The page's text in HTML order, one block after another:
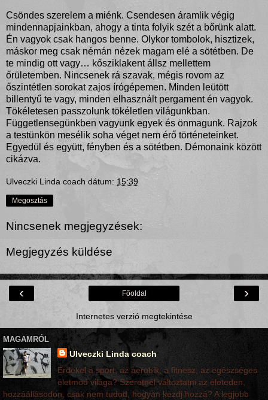
Csöndes szerelem a miénk. Csendesen áramlik végig
mindennapjainkban, ahogy a tinta folyik szét a bőrünk alatt.
Én vagyok csak hangos benne. Olykor tombolok, hisztizek,
máskor meg csak némán nézek magam elé a sötétben. De
te mindig ott vagy… kősziklakent állsz mellettem
őrületemben. Nincsenek rá szavak, mégis rovom az
őszintétlen sorokat zajos írógépemen. Minden leütött
billentyű te vagy, minden elhasznált pergament én vagyok.
Tökéletesen passzolunk tökéletlen világunkban.
Függetlensegünkben vagyunk egyek és önmagunk. Rajzok
a testünkön mesélik soha véget nem érő történeteinket.
Egyedül és együtt, fényben és a sötétben. Démonaink között
cikázva.
Ulveczki Linda coach dátum: 15:39
Megosztás
Nincsenek megjegyzések:
Megjegyzés küldése
‹ ›
Főoldal
Internetes verzió megtekintése
MAGAMRÓL
Ulveczki Linda coach
Érdekel a sport, az aerobik, a fitnesz, az egészséges
életmód világa? Szeretnél változtatni az életeden,
hozzáállásodon, csak nem tudod, hogyan kezdj hozzá? A legjobb